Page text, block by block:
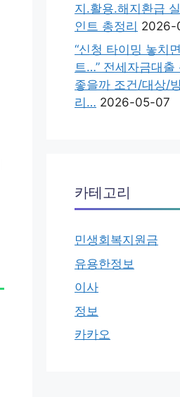
지.활용.해지환급
인트 총정리 2026-
“신청 타이밍 놓치
트…” 전세자금대
좋을까 조건/대상/
리… 2026-05-07
카테고리
민생회복지원금
유용한정보
이사
정보
카카오